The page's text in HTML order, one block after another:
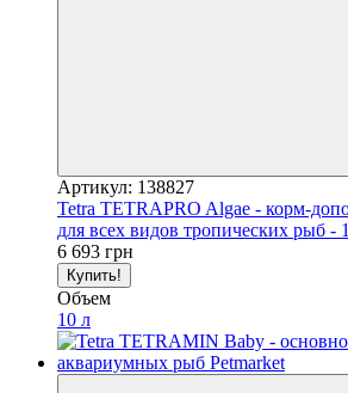
Артикул: 138827
Tetra TETRAPRO Algae - корм-
для всех видов тропических рыб -
6 693 грн
Купить!
Объем
10 л